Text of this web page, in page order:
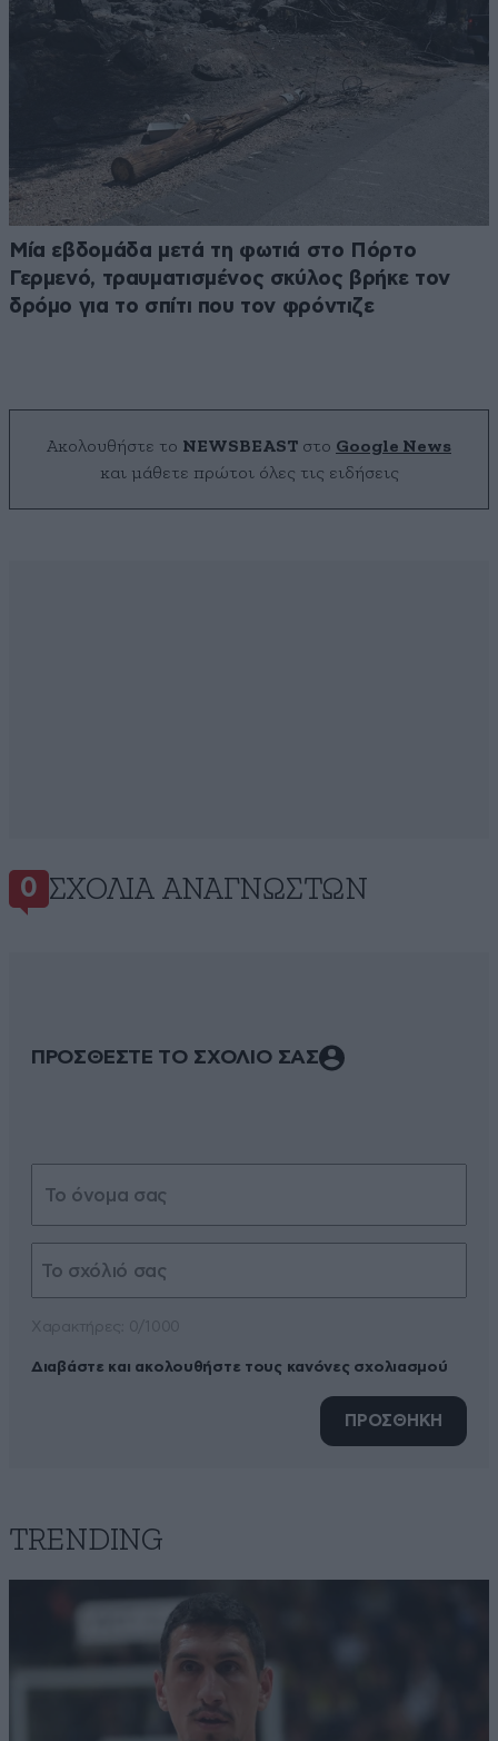
Μία εβδομάδα μετά τη φωτιά στο Πόρτο
Γερμενό, τραυματισμένος σκύλος βρήκε τον
δρόμο για το σπίτι που τον φρόντιζε
Ακολουθήστε το NEWSBEAST στο Google News
και μάθετε πρώτοι όλες τις ειδήσεις
0 ΣΧΌΛΙΑ ΑΝΑΓΝΩΣΤΏΝ
ΠΡΟΣΘΕΣΤΕ ΤΟ ΣΧΟΛΙΟ ΣΑΣ
Διαβάστε και ακολουθήστε τους κανόνες σχολιασμού
ΠΡΟΣΘΗΚΗ
TRENDING